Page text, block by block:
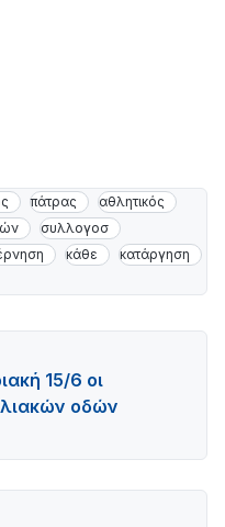
πάτρας
αθλητικός
συλλογοσ
κάθε
κατάργηση
15/6 οι
οδών